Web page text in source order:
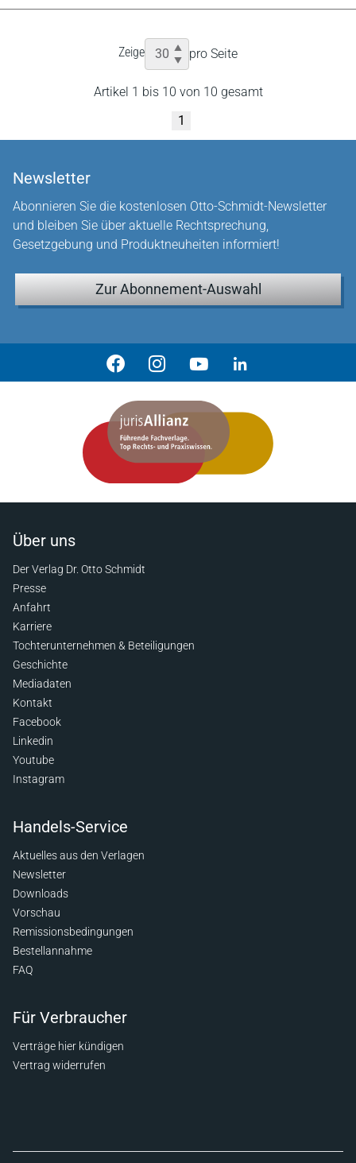
Zeige pro Seite
Artikel 1 bis 10 von 10 gesamt
1
Newsletter
Abonnieren Sie die kostenlosen Otto-Schmidt-Newsletter
und bleiben Sie über aktuelle Rechtsprechung,
Gesetzgebung und Produktneuheiten informiert!
Zur Abonnement-Auswahl
Über uns
Der Verlag Dr. Otto Schmidt
Presse
Anfahrt
Karriere
Tochterunternehmen & Beteiligungen
Geschichte
Mediadaten
Kontakt
Facebook
Linkedin
Youtube
Instagram
Handels-Service
Aktuelles aus den Verlagen
Newsletter
Downloads
Vorschau
Remissionsbedingungen
Bestellannahme
FAQ
Für Verbraucher
Verträge hier kündigen
Vertrag widerrufen